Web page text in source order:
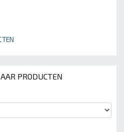
PRODUCTEN